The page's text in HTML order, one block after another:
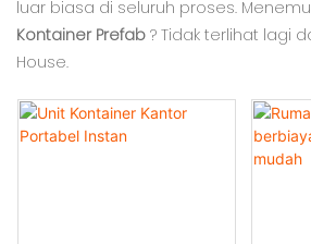
luar biasa di seluruh proses.
Kontainer Prefab ? Tidak terlihat lagi
House.